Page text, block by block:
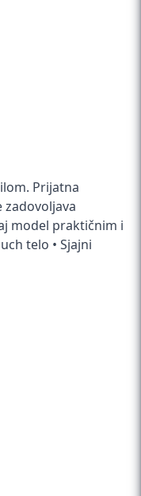
Prijatna
model praktičnim i
telo • Sjajni